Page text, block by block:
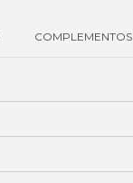
COMPLEMENTOS